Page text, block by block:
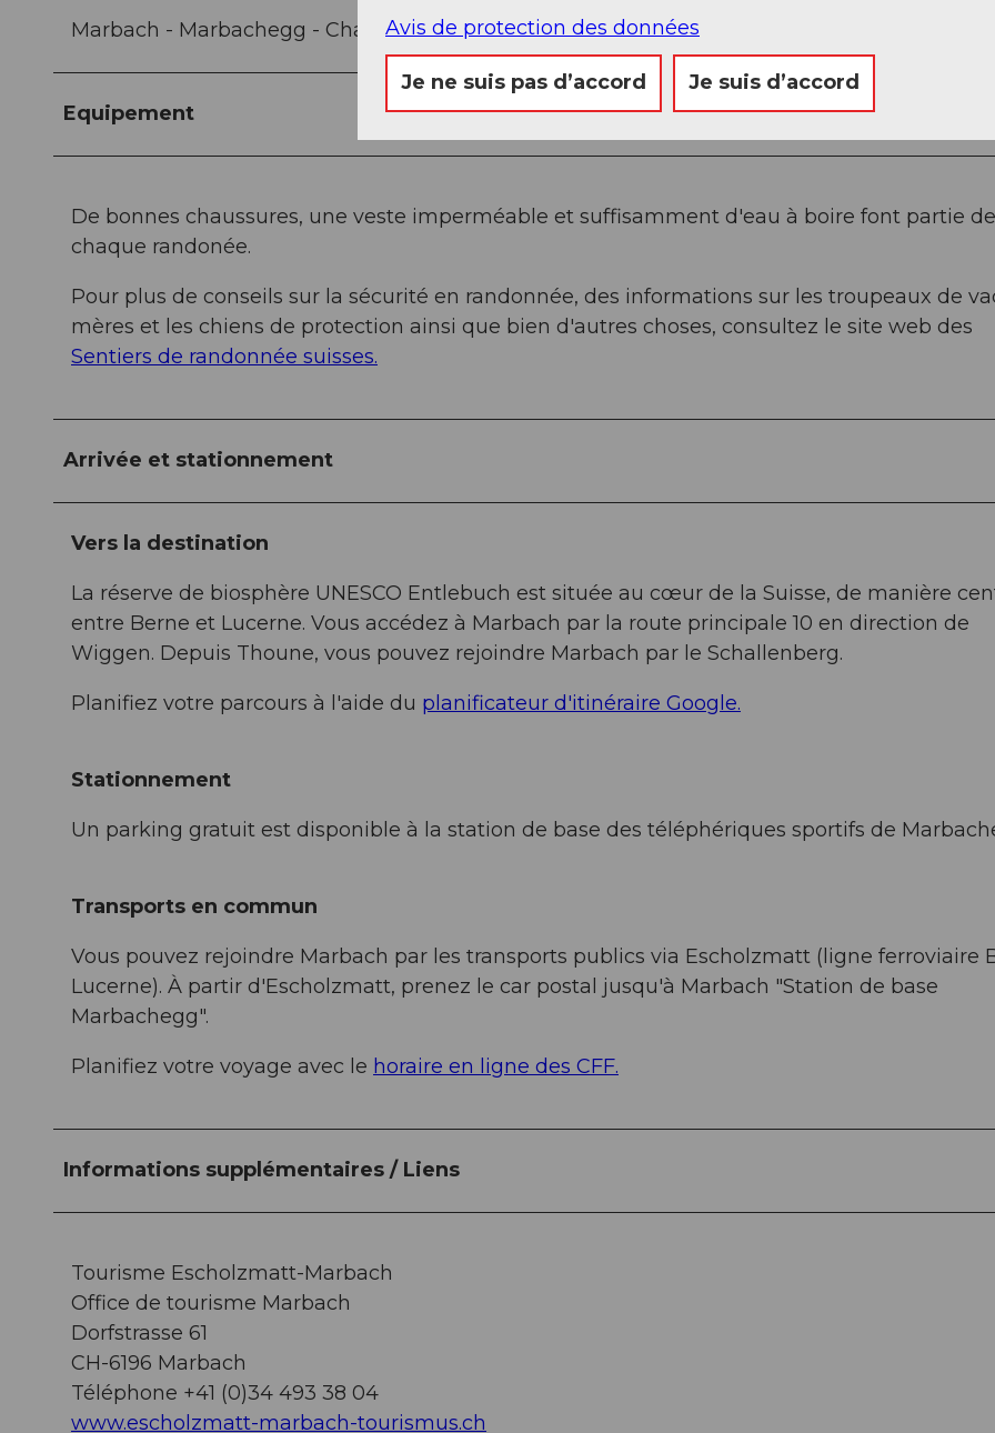
Marbach - Marbachegg - Chadhus - Imbrig - Ober Habchegg - Schibenhüttli -
Equipement
De bonnes chaussures, une veste imperméable et suffisamment d'eau à boire font partie de
chaque randonée.
Pour plus de conseils sur la sécurité en randonnée, des informations sur les troupeaux de
mères et les chiens de protection ainsi que bien d'autres choses, consultez le site web des
Sentiers de randonnée suisses.
Arrivée et stationnement
Vers la destination
La réserve de biosphère UNESCO Entlebuch est située au cœur de la Suisse, de manière
entre Berne et Lucerne. Vous accédez à Marbach par la route principale 10 en direction de
Wiggen. Depuis Thoune, vous pouvez rejoindre Marbach par le Schallenberg.
Planifiez votre parcours à l'aide du planificateur d'itinéraire Google.
Stationnement
Un parking gratuit est disponible à la station de base des téléphériques sportifs de
Transports en commun
Vous pouvez rejoindre Marbach par les transports publics via Escholzmatt (ligne ferroviaire
Lucerne). À partir d'Escholzmatt, prenez le car postal jusqu'à Marbach "Station de base
Marbachegg".
Planifiez votre voyage avec le horaire en ligne des CFF.
Informations supplémentaires / Liens
Tourisme Escholzmatt-Marbach
Office de tourisme Marbach
Dorfstrasse 61
CH-6196 Marbach
Téléphone +41 (0)34 493 38 04
www.escholzmatt-marbach-tourismus.ch
Avis de protection des données
Je ne suis pas d’accord Je suis d’accord